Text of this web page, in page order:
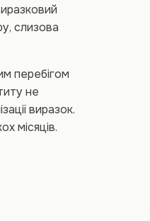
слизова
перебігом
не
виразок.
місяців.